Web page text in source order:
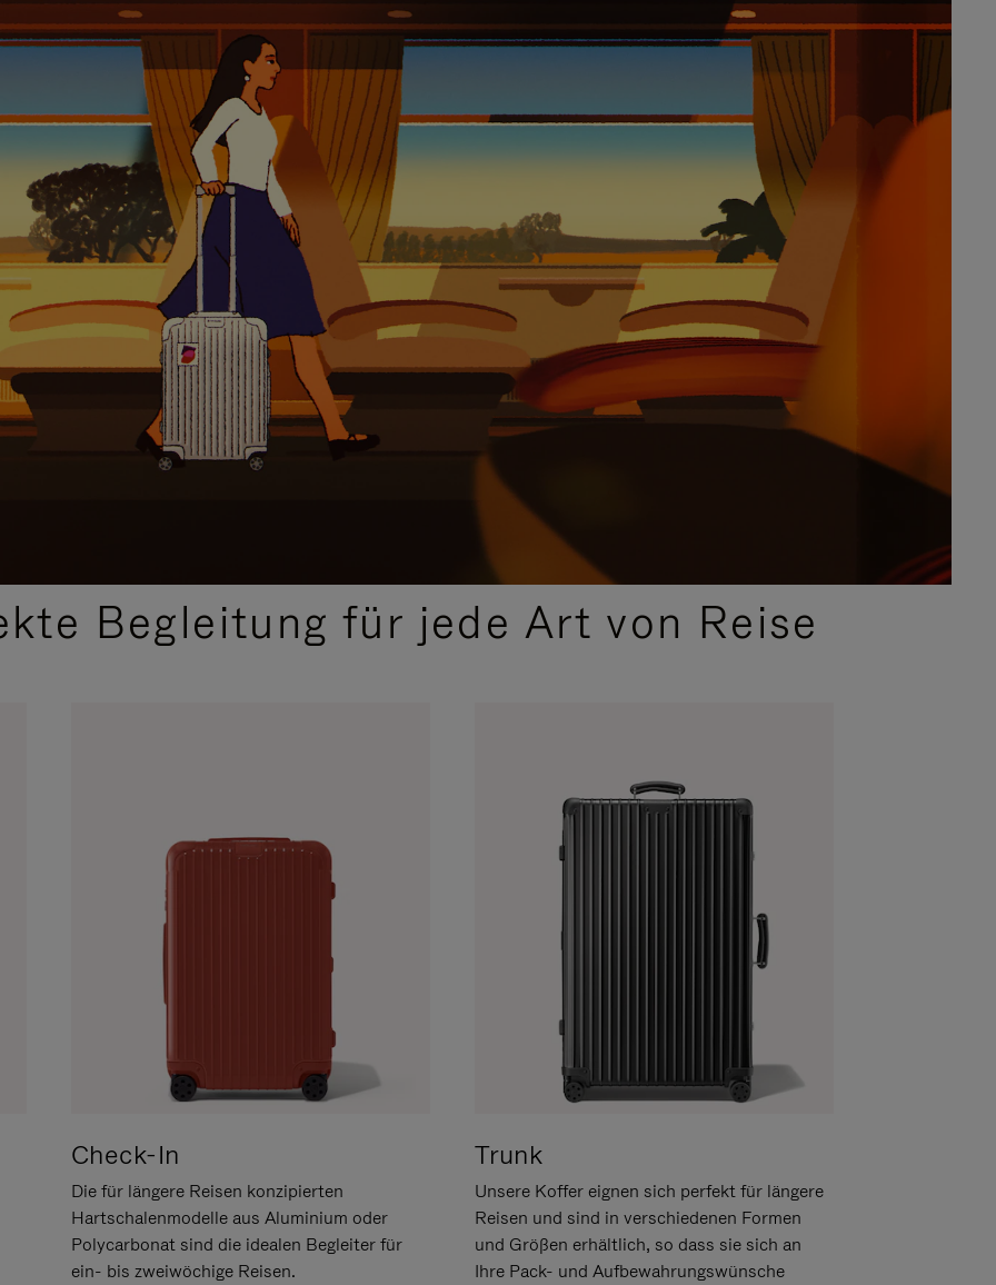
Begleitung für jede Art von Reise
Check-In
Die für längere Reisen konzipierten
Hartschalenmodelle aus Aluminium oder
Polycarbonat sind die idealen Begleiter für
ein- bis zweiwöchige Reisen.
Trunk
Unsere Koffer eignen sich perfekt für längere
Reisen und sind in verschiedenen Formen
und Größen erhältlich, so dass sie sich an
Ihre Pack- und Aufbewahrungswünsche